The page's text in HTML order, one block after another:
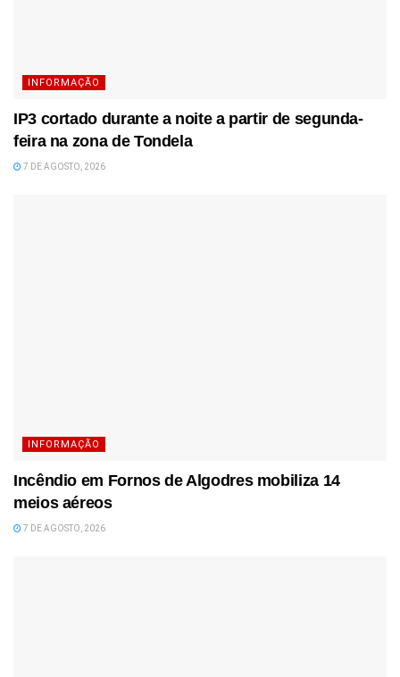
INFORMAÇÃO
IP3 cortado durante a noite a partir de segunda-
feira na zona de Tondela
7 DE AGOSTO, 2026
INFORMAÇÃO
Incêndio em Fornos de Algodres mobiliza 14
meios aéreos
7 DE AGOSTO, 2026